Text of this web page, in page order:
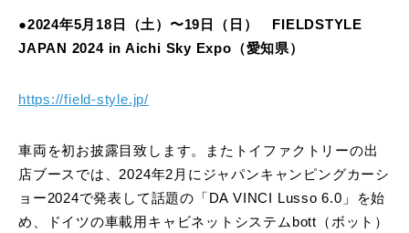
●2024年5月18日（土）〜19日（日） FIELDSTYLE
JAPAN 2024 in Aichi Sky Expo（愛知県）
https://field-style.jp/
車両を初お披露目致します。またトイファクトリーの出
店ブースでは、2024年2月にジャパンキャンピングカーシ
ョー2024で発表して話題の「DA VINCI Lusso 6.0」を始
め、ドイツの車載用キャビネットシステムbott（ボット）